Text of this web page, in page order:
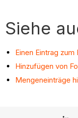
Siehe
Einen Eintrag
Hinzufügen von
Mengeneinträge